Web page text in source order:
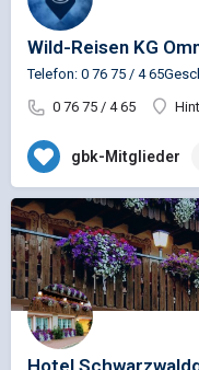
Wild-Reisen KG
Telefon: 0 76 75 / 4
0 76 75 / 4 65
gbk-Mitglieder
Hotel